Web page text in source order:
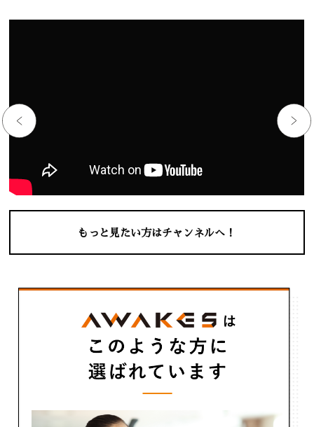
もっと見たい方はチャンネルへ！